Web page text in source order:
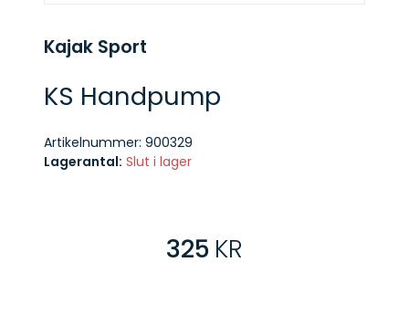
Kajak Sport
KS Handpump
Artikelnummer: 900329
Lagerantal: Slut i lager
325 KR